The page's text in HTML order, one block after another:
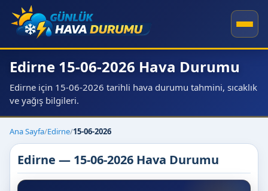
Edirne 15-06-2026 Hava Durumu
Edirne için 15-06-2026 tarihli hava durumu tahmini, sıcaklık
ve yağış bilgileri.
Ana Sayfa/Edirne/15-06-2026
Edirne — 15-06-2026 Hava Durumu